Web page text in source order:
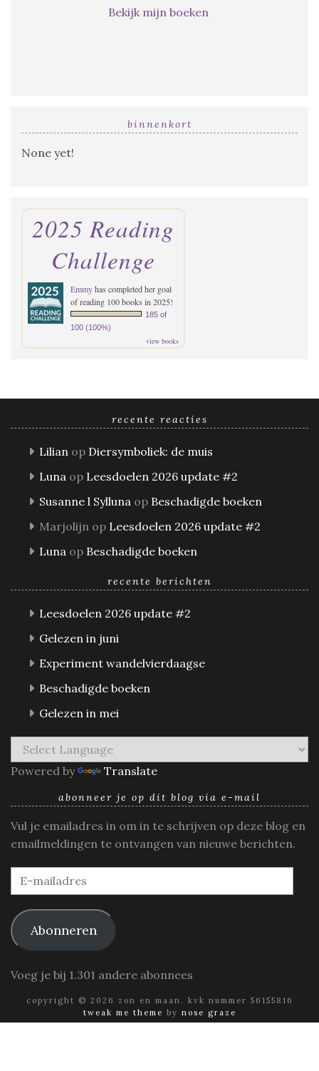
Bekijk mijn boeken
binnenkort
None yet!
2025 Reading
Challenge
Emmyhas completed her goal
of reading 100 books in 2025!
185 of
100 (100%)
view books
recente reacties
Lilian op Diersymboliek: de muis
Luna op Leesdoelen 2026 update #2
Susanne l Sylluna op Beschadigde boeken
Marjolijn op Leesdoelen 2026 update #2
Luna op Beschadigde boeken
recente berichten
Leesdoelen 2026 update #2
Gelezen in juni
Experiment wandelvierdaagse
Beschadigde boeken
Gelezen in mei
Powered by Translate
abonneer je op dit blog via e-mail
Vul je emailadres in om in te schrijven op deze blog en
emailmeldingen te ontvangen van nieuwe berichten.
E-
mailadres
Abonneren
Voeg je bij 1.301 andere abonnees
copyright © 2026 zon en maan. kvk nummer 56155816
tweak me theme by nose graze